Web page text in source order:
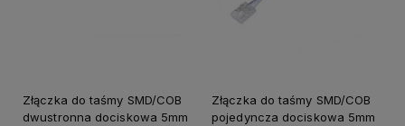
Złączka do taśmy SMD/COB
dwustronna dociskowa 5mm
Złączka do taśmy SMD/COB
pojedyncza dociskowa 5mm